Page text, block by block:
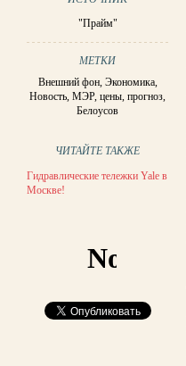
"Прайм"
МЕТКИ
Внешний фон, Экономика,
Новость,МЭР,цены,прогноз,
Белоусов
ЧИТАЙТЕ ТАКЖЕ
Гидравлические тележки Yale в
Москве!